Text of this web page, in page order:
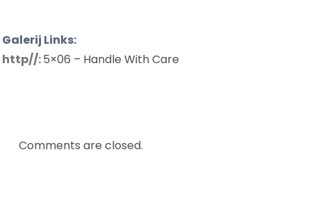
Galerij Links:
http//:5×06 – Handle With Care
Comments are closed.